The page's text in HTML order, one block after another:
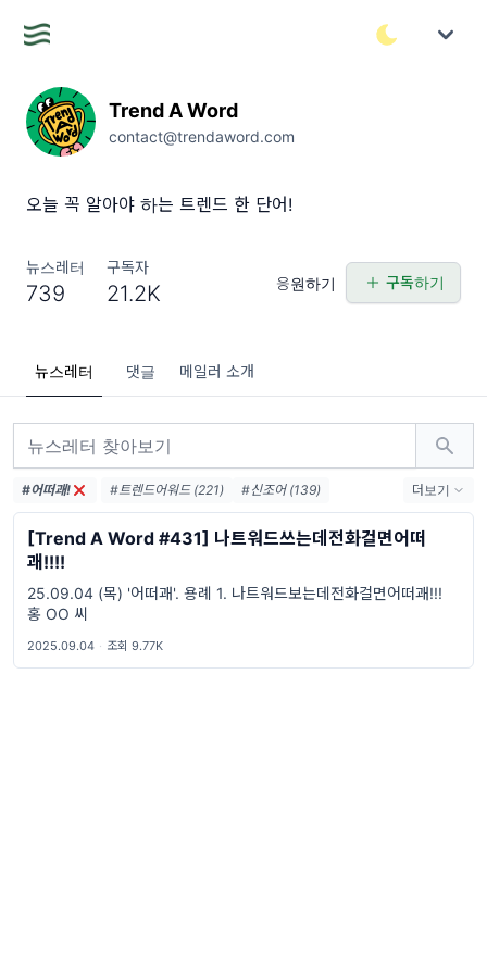
Trend A Word
contact@trendaword.com
오늘 꼭 알아야 하는 트렌드 한 단어!
뉴스레터
739
구독자
21.2K 응원하기 구독하기
뉴스레터 댓글 메일러 소개
#어떠괘! #트렌드어워드 (221)
#신조어 (139)
#trendaword (117)
#유행어 (57)
#휴재 (29)
#트렌드어워드뉴스레터 (27)
#요즘밈 (27)
#밈 (24)
#MZ세대 (23)
#밈추천 (22)
더보기
[Trend A Word #431] 나트워드쓰는데전화걸면어떠
괘!!!!
25.09.04 (목) '어떠괘'. 용례 1. 나트워드보는데전화걸면어떠괘!!!
홍 OO 씨
2025.09.04 · 조회 9.77K